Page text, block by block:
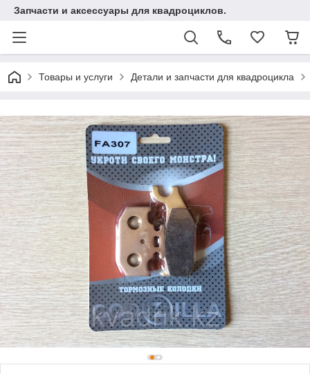
Запчасти и аксессуары для квадроциклов.
Товары и услуги Детали и запчасти для квадроцикла